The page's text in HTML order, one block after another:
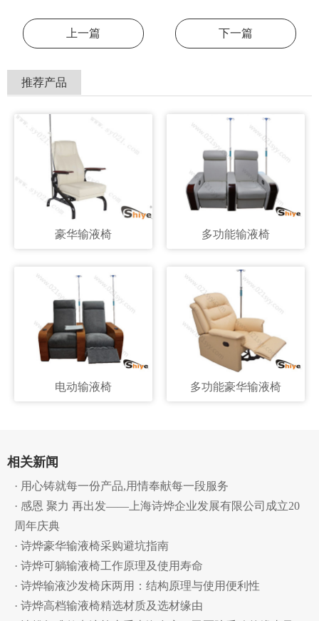
上一篇 下一篇
推荐产品
豪华输液椅 多功能输液椅
电动输液椅 多功能豪华输液椅
相关新闻
· 用心铸就每一份产品,用情奉献每一段服务
· 感恩 聚力 再出发——上海诗烨企业发展有限公司成立20
周年庆典
· 诗烨豪华输液椅采购避坑指南
· 诗烨可躺输液椅工作原理及使用寿命
· 诗烨输液沙发椅床两用：结构原理与使用便利性
· 诗烨高档输液椅精选材质及选材缘由